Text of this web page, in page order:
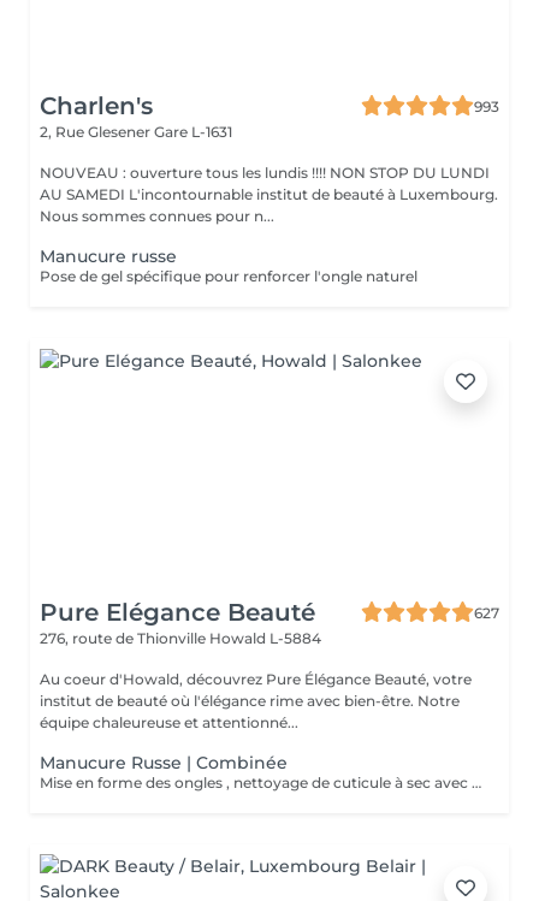
Charlen's
993
2, Rue Glesener Gare L-1631
NOUVEAU : ouverture tous les lundis !!!! NON STOP DU LUNDI
AU SAMEDI L'incontournable institut de beauté à Luxembourg.
Nous sommes connues pour n...
Manucure russe
Pose de gel spécifique pour renforcer l'ongle naturel
Pure Elégance Beauté
627
276, route de Thionville Howald L-5884
Au coeur d'Howald, découvrez Pure Élégance Beauté, votre
institut de beauté où l'élégance rime avec bien-être. Notre
équipe chaleureuse et attentionné...
Manucure Russe | Combinée
Mise en forme des ongles , nettoyage de cuticule à sec avec différentes mèches de ponceuse. Crème pour les mains